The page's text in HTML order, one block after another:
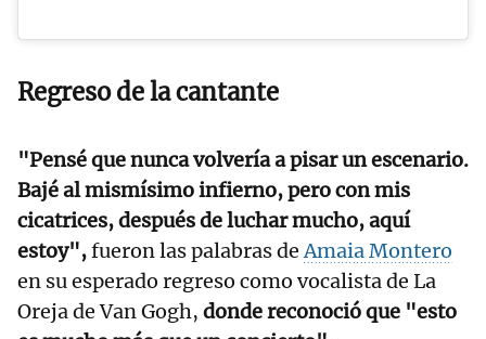
Regreso de la cantante
"Pensé que nunca volvería a pisar un escenario.
Bajé al mismísimo infierno, pero con mis
cicatrices, después de luchar mucho, aquí
estoy",fueron las palabras deAmaia Montero
en su esperado regreso como vocalista de La
Oreja de Van Gogh, donde reconoció que "esto